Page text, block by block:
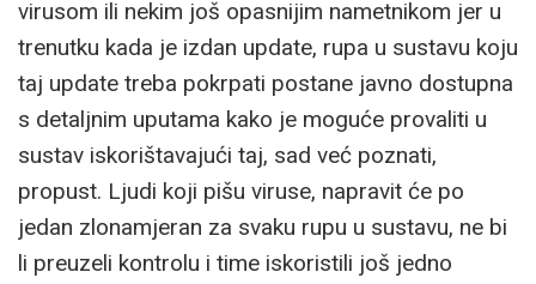
virusom ili nekim još opasnijim nametnikom jer u
trenutku kada je izdan update, rupa u sustavu koju
taj update treba pokrpati postane javno dostupna
s detaljnim uputama kako je moguće provaliti u
sustav iskorištavajući taj, sad već poznati,
propust. Ljudi koji pišu viruse, napravit će po
jedan zlonamjeran za svaku rupu u sustavu, ne bi
li preuzeli kontrolu i time iskoristili još jedno